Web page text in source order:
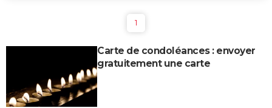
1
Carte de condoléances : envoyer
gratuitement une carte